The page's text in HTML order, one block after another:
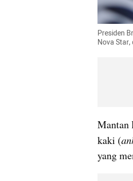
Presiden
Nova Star,
Mantan
kaki (
yang